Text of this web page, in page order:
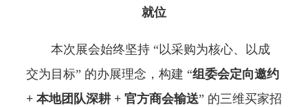
就位
本次展会始终坚持 “以采购为核心、以成
交为目标” 的办展理念，构建 “组委会定向邀约
+ 本地团队深耕 + 官方商会输送” 的三维买家招